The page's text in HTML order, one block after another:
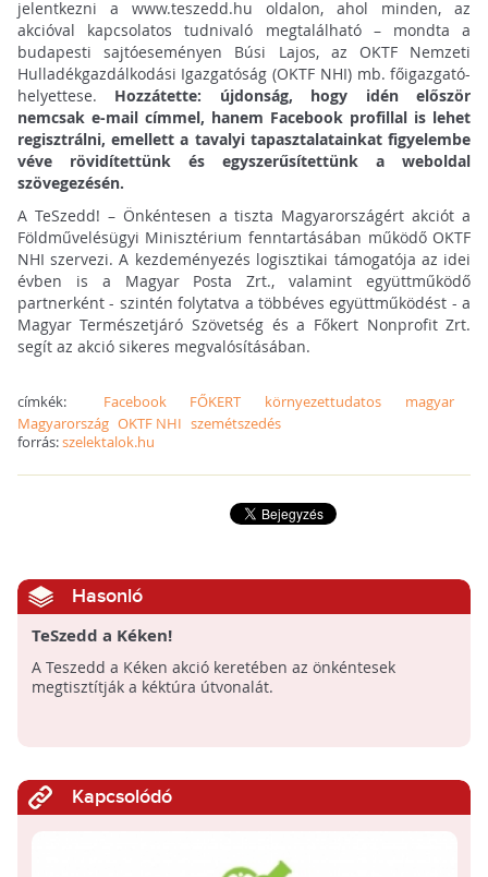
jelentkezni a www.teszedd.hu oldalon, ahol minden, az
akcióval kapcsolatos tudnivaló megtalálható – mondta a
budapesti sajtóeseményen Búsi Lajos, az OKTF Nemzeti
Hulladékgazdálkodási Igazgatóság (OKTF NHI) mb. főigazgató-
helyettese. Hozzátette: újdonság, hogy idén először
nemcsak e-mail címmel, hanem Facebook profillal is lehet
regisztrálni, emellett a tavalyi tapasztalatainkat figyelembe
véve rövidítettünk és egyszerűsítettünk a weboldal
szövegezésén.
A TeSzedd! – Önkéntesen a tiszta Magyarországért akciót a
Földművelésügyi Minisztérium fenntartásában működő OKTF
NHI szervezi. A kezdeményezés logisztikai támogatója az idei
évben is a Magyar Posta Zrt., valamint együttműködő
partnerként - szintén folytatva a többéves együttműködést - a
Magyar Természetjáró Szövetség és a Főkert Nonprofit Zrt.
segít az akció sikeres megvalósításában.
címkék: Facebook FŐKERT környezettudatos
magyar
Magyarország OKTF NHI szemétszedés
forrás:szelektalok.hu
Hasonló
TeSzedd a Kéken!
A Teszedd a Kéken akció keretében az önkéntesek
megtisztítják a kéktúra útvonalát.
Kapcsolódó